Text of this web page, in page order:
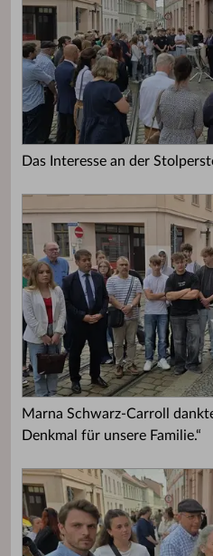
Das Interesse an der
Marna Schwarz-Carroll
Denkmal für unsere Familie.“